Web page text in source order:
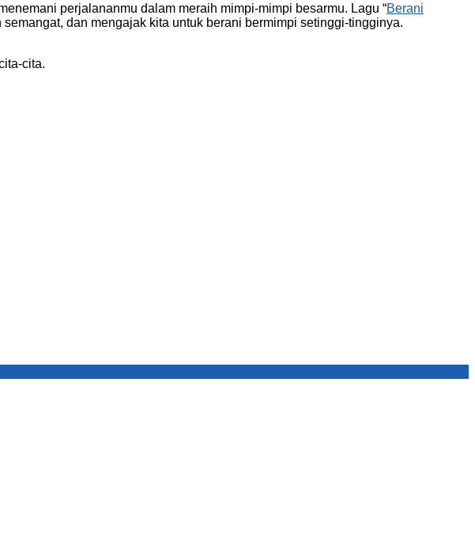
perjalananmu dalam meraih mimpi-mimpi besarmu. Lagu “Berani
dan mengajak kita untuk berani bermimpi setinggi-tingginya.
cita.